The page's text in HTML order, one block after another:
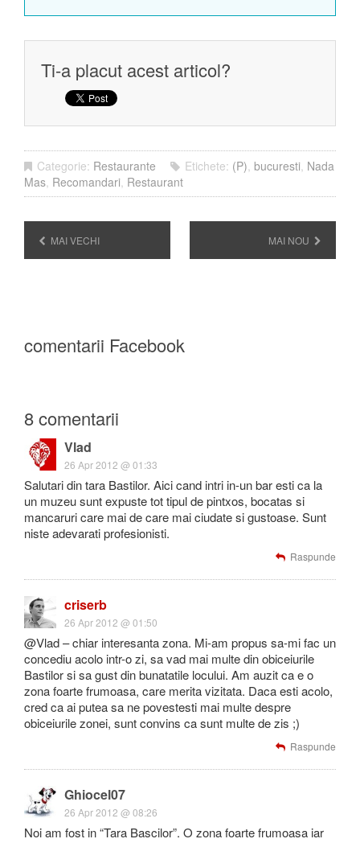
Ti-a placut acest articol?
Categorie: Restaurante Etichete: (P), bucuresti, Nada
Mas, Recomandari, Restaurant
MAI VECHI MAI NOU
comentarii Facebook
8 comentarii
Vlad
26 Apr 2012 @ 01:33
Salutari din tara Bastilor. Aici cand intri in-un bar esti ca la
un muzeu sunt expuste tot tipul de pintxos, bocatas si
mancaruri care mai de care mai ciudate si gustoase. Sunt
niste adevarati profesionisti.
Raspunde
criserb
26 Apr 2012 @ 01:50
@Vlad – chiar interesanta zona. Mi-am propus sa-mi fac un
concediu acolo intr-o zi, sa vad mai multe din obiceiurile
Bastilor si sa gust din bunatatile locului. Am auzit ca e o
zona foarte frumoasa, care merita vizitata. Daca esti acolo,
cred ca ai putea sa ne povestesti mai multe despre
obiceiurile zonei, sunt convins ca sunt multe de zis ;)
Raspunde
Ghiocel07
26 Apr 2012 @ 08:26
Noi am fost in “Tara Bascilor”. O zona foarte frumoasa iar